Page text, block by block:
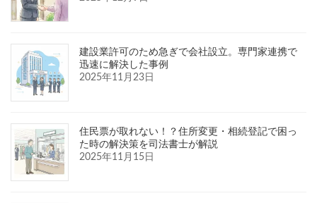
建設業許可のため急ぎで会社設立。専門家連携で
迅速に解決した事例
2025年11月23日
住民票が取れない！？住所変更・相続登記で困っ
た時の解決策を司法書士が解説
2025年11月15日